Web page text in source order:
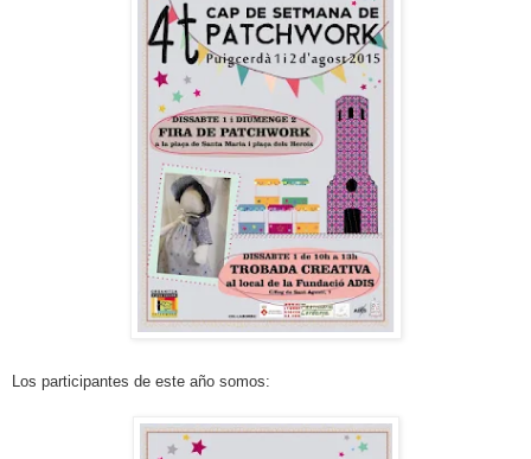
Los participantes de este año somos: